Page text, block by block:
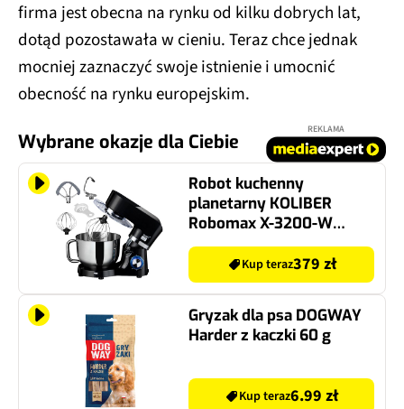
firma jest obecna na rynku od kilku dobrych lat,
dotąd pozostawała w cieniu. Teraz chce jednak
mocniej zaznaczyć swoje istnienie i umocnić
obecność na rynku europejskim.
Wybrane okazje dla Ciebie
REKLAMA
Robot kuchenny
planetarny KOLIBER
Robomax X-3200-W
3200W Czarny
Kup teraz379 zł
Gryzak dla psa DOGWAY
Harder z kaczki 60 g
Kup teraz6.99 zł